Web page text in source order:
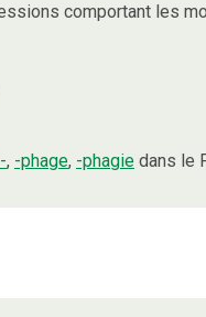
comportant les
, -phage, -phagie dans le